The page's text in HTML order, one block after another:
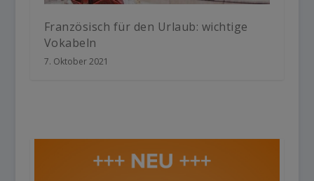
Französisch für den Urlaub: wichtige
Vokabeln
7. Oktober 2021